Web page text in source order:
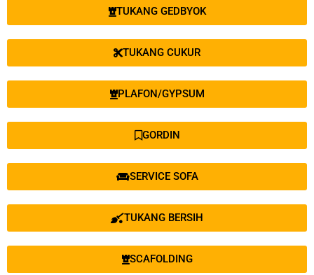
TUKANG GEDBYOK
TUKANG CUKUR
PLAFON/GYPSUM
GORDIN
SERVICE SOFA
TUKANG BERSIH
SCAFOLDING